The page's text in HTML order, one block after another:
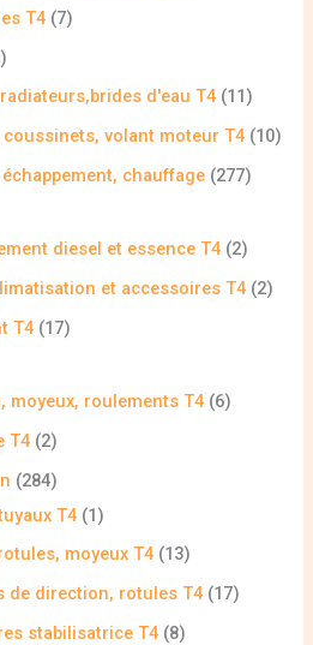
T4 7
d'eau T4 11
volant moteur T4 10
chauffage 277
diesel et essence T4 2
et accessoires T4 2
T4 17
moyeux, roulements T4 6
T4 2
284
T4 1
moyeux T4 13
de direction, rotules T4 17
stabilisatrice T4 8